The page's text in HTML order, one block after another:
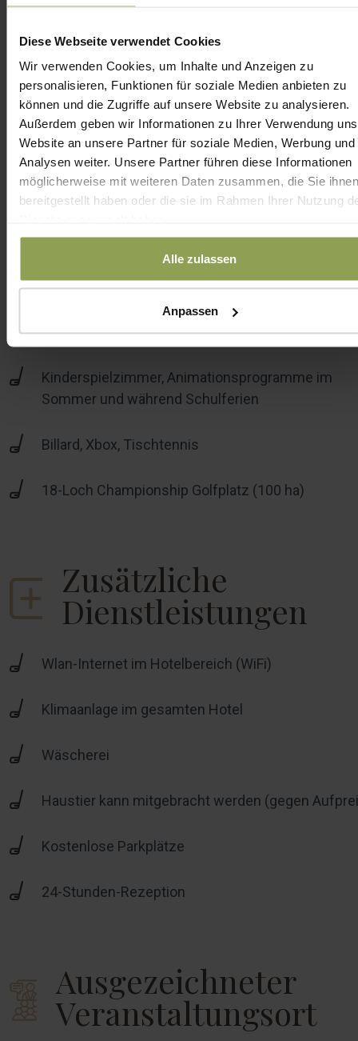
Diese Webseite verwendet Cookies
Wir verwenden Cookies, um Inhalte und Anzeigen zu
personalisieren, Funktionen für soziale Medien anbieten zu
können und die Zugriffe auf unsere Website zu analysieren.
Außerdem geben wir Informationen zu Ihrer Verwendung
Website an unsere Partner für soziale Medien, Werbung und
Analysen weiter. Unsere Partner führen diese Informationen
möglicherweise mit weiteren Daten zusammen, die Sie ihnen
bereitgestellt haben oder die sie im Rahmen Ihrer Nutzung
Alle zulassen
Anpassen
Informationen zu den betroffenen Gebieten:
https://greenfieldhotel.hu/de/renovierung
Aktive Erholung
Greenfield Golf, 18-Loch Championship Golfplatz:
Greenfee-Ermäßigung ist ab Montag bis
Feiertagen für Hotelgäste.
Fahrrad- und E-Scooter-Verleih, Nordic Walking
Reiseleitung, kostenlose Sport- und
Fitnessprogramme
Kinderspielzimmer, Animationsprogramme im
Sommer und während Schulferien
Billard, Xbox, Tischtennis
18-Loch Championship Golfplatz (100 ha)
Zusätzliche
Dienstleistungen
Wlan-Internet im Hotelbereich (WiFi)
Klimaanlage im gesamten Hotel
Wäscherei
Haustier kann mitgebracht werden (gegen
Kostenlose Parkplätze
24-Stunden-Rezeption
Ausgezeichneter
Veranstaltungsort